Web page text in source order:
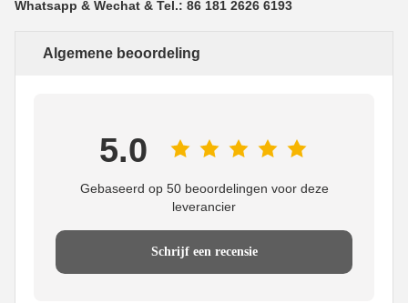
Whatsapp & Wechat & Tel.: 86 181 2626 6193
Algemene beoordeling
5.0
Gebaseerd op 50 beoordelingen voor deze
leverancier
Schrijf een recensie